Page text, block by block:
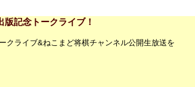
記念トークライブ！
クライブ&ねこまど将棋チャンネル公開生放送を